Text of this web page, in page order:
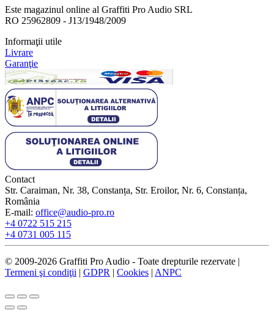
Este magazinul online al Graffiti Pro Audio SRL
RO 25962809 - J13/1948/2009
Informaţii utile
Livrare
Garanţie
Contact
Str. Caraiman, Nr. 38, Constanța, Str. Eroilor, Nr. 6, Constanța,
România
E-mail: office@audio-pro.ro
+4 0722 515 215
+4 0731 005 115
© 2009-2026 Graffiti Pro Audio - Toate drepturile rezervate |
Termeni şi condiţii | GDPR | Cookies | ANPC